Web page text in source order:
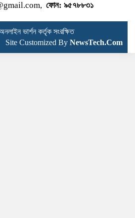
ফোন: ৯৫৭৮৮৩১
ভার্শন কর্তৃক সংরক্ষিত
Site Customized By NewsTech.Com